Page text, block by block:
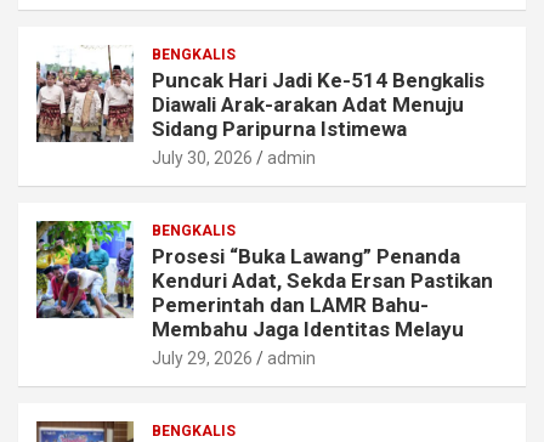
BENGKALIS
Puncak Hari Jadi Ke-514 Bengkalis
Diawali Arak-arakan Adat Menuju
Sidang Paripurna Istimewa
July 30, 2026 admin
BENGKALIS
Prosesi “Buka Lawang” Penanda
Kenduri Adat, Sekda Ersan Pastikan
Pemerintah dan LAMR Bahu-
Membahu Jaga Identitas Melayu
July 29, 2026 admin
BENGKALIS